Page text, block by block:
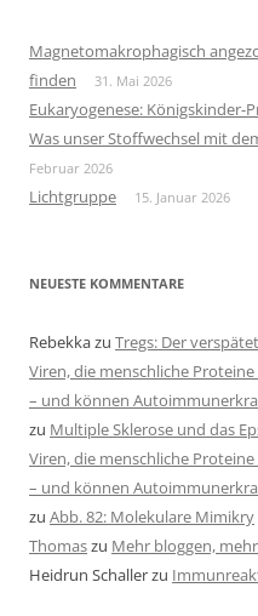
Magnetomakrophagisch
finden
31. Mai 2026
Eukaryogenese: Königskinder-
Was unser Stoffwechsel mit
Februar 2026
Lichtgruppe 15. Januar 2026
NEUESTE KOMMENTARE
Rebekkazu Tregs: Der
Viren, die menschliche
– und können
zu Multiple Sklerose und das
Viren, die menschliche
– und können
zu Abb. 82: Molekulare Mimikry
Thomaszu Mehr bloggen,
Heidrun Schallerzu